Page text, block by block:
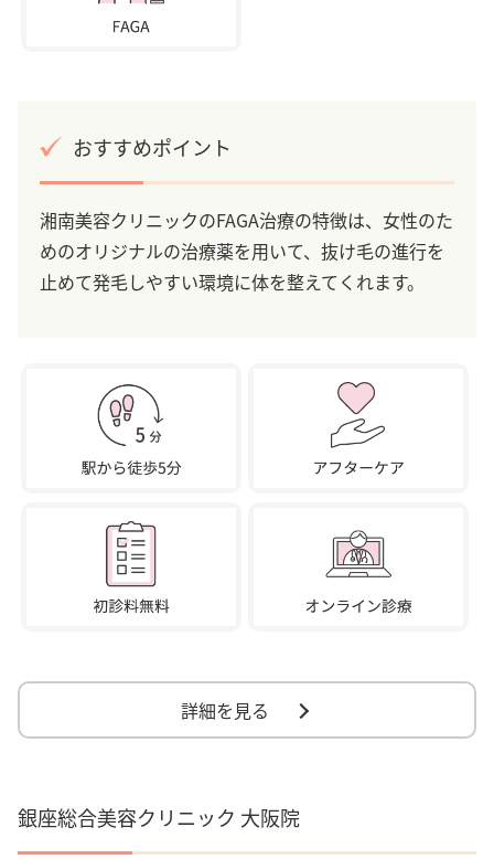
おすすめポイント
湘南美容クリニックのFAGA治療の特徴は、女性のた
めのオリジナルの治療薬を用いて、抜け毛の進行を
止めて発毛しやすい環境に体を整えてくれます。
詳細を見る
銀座総合美容クリニック 大阪院